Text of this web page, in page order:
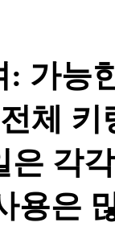
: 가능
체
은 각
용은